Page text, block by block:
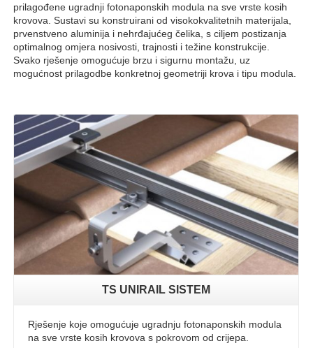
prilagođene ugradnji fotonaponskih modula na sve vrste kosih
krovova. Sustavi su konstruirani od visokokvalitetnih materijala,
prvenstveno aluminija i nehrđajućeg čelika, s ciljem postizanja
optimalnog omjera nosivosti, trajnosti i težine konstrukcije.
Svako rješenje omogućuje brzu i sigurnu montažu, uz
mogućnost prilagodbe konkretnoj geometriji krova i tipu modula.
TS UNIRAIL SISTEM
Rješenje koje omogućuje ugradnju fotonaponskih modula
na sve vrste kosih krovova s pokrovom od crijepa.